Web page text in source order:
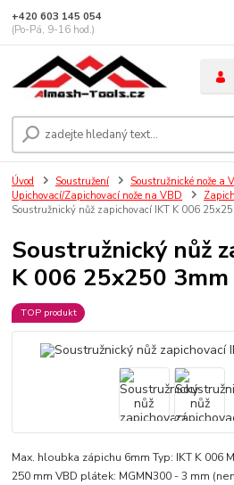
+420 603 145 054
(Po-Pá, 9-16 hod.)
Úvod Soustružení
Soustružnické nože a
Upichovací/Zapichovací nože na VBD
Soustružnický nůž zapichovací IKT K 006
Soustružnický nůž
K 006 25x250 3mm
TOP produkt
Max. hloubka zápichu 6mm Typ: IKT K 006
250 mm VBD plátek: MGMN300 - 3 mm